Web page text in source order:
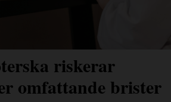
riskerar
omfattande brister